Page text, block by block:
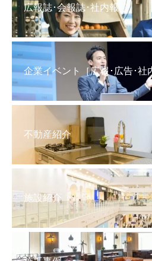
広報誌･会報誌･社内報
企業イベント［広報･広告･社
不動産紹介
施設紹介